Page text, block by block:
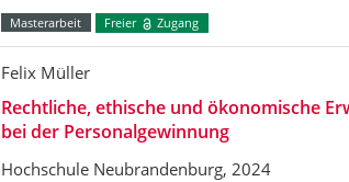
Masterarbeit Freier Zugang
Felix Müller
Rechtliche, ethische und ökonomische
bei der Personalgewinnung
Hochschule Neubrandenburg, 2024